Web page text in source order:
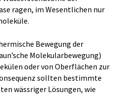
ragen, im Wesentlichen nur
Bewegung der
Molekularbewegung)
oder von Oberflächen zur
sollten bestimmte
wässriger Lösungen, wie